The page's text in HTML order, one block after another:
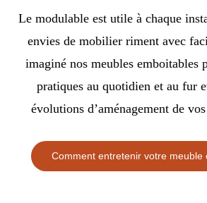
Le modulable est utile à chaque
envies de mobilier riment avec
imaginé nos meubles emboitables
pratiques au quotidien et au fur
évolutions d’aménagement de
Comment entretenir votre meuble